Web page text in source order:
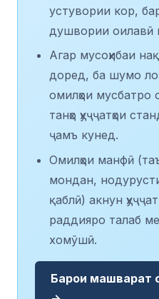
устувории кор,
душвории оилавӣ
Агар мусоҳибаи
доред, ба шумо
омилҳои
танҳо ҳуҷҷатҳои
ҷамъ кунед.
Омилҳои манфӣ
мондан,
қаблӣ) акнун
раддияро талаб
хомӯшӣ.
Барои машварат